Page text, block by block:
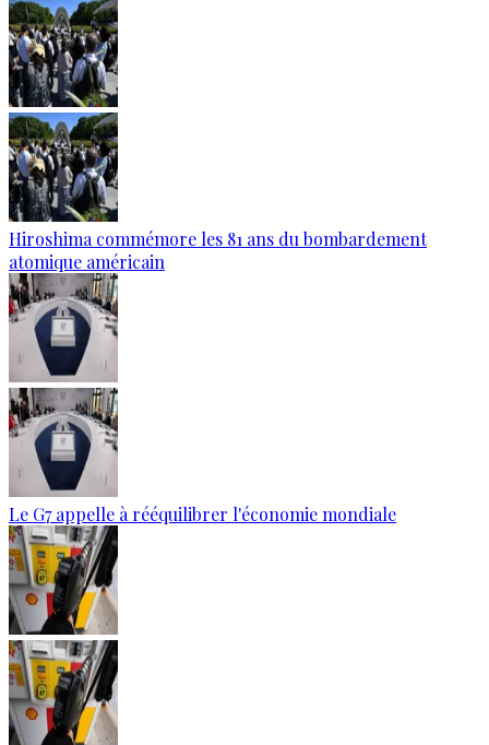
Hiroshima commémore les 81 ans du bombardement
atomique américain
Le G7 appelle à rééquilibrer l'économie mondiale